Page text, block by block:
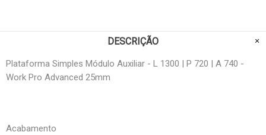
DESCRIÇÃO
Plataforma Simples Módulo Auxiliar - L 1300 | P 720 | A 740 -
Work Pro Advanced 25mm
Acabamento